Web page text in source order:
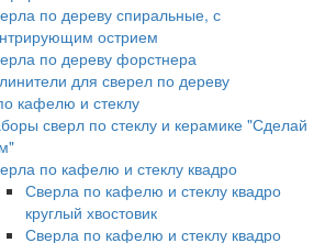
по дереву спиральные, с
острием
по дереву форстнера
для сверел по дереву
кафелю и стеклу
сверл по стеклу и керамике "Сделай
по кафелю и стеклу квадро
Сверла по кафелю и стеклу квадро
круглый хвостовик
Сверла по кафелю и стеклу квадро